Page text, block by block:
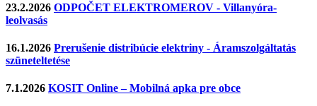
23.2.2026 ODPOČET ELEKTROMEROV - Villanyóra-
leolvasás
16.1.2026 Prerušenie distribúcie elektriny - Áramszolgáltatás
szüneteltetése
7.1.2026 KOSIT Online – Mobilná apka pre obce